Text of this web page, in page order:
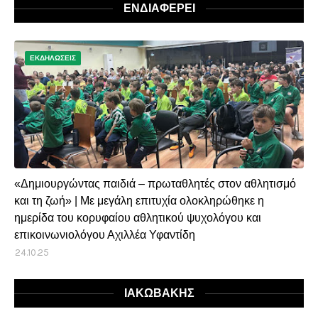
ΕΝΔΙΑΦΕΡΕΙ
ΕΚΔΗΛΩΣΕΙΣ
«Δημιουργώντας παιδιά – πρωταθλητές στον αθλητισμό
και τη ζωή» | Με μεγάλη επιτυχία ολοκληρώθηκε η
ημερίδα του κορυφαίου αθλητικού ψυχολόγου και
επικοινωνιολόγου Αχιλλέα Υφαντίδη
24.10.25
ΙΑΚΩΒΑΚΗΣ